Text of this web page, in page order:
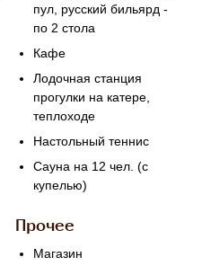
пул, русский бильярд -
по 2 стола
Кафе
Лодочная станция
прогулки на катере,
теплоходе
Настольный теннис
Сауна на 12 чел. (с
купелью)
Прочее
Магазин